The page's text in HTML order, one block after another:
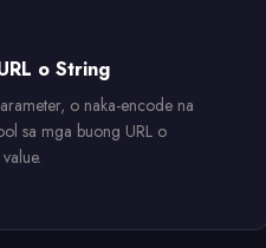
o String
o naka-encode na
sa mga buong URL o